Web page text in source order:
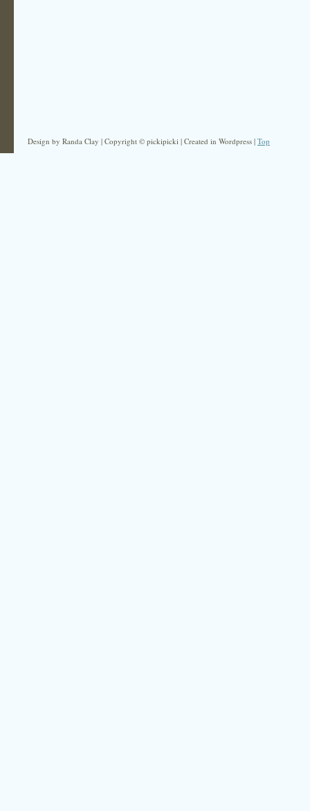
Design by Randa Clay | Copyright © pickipicki | Created in Wordpress | Top